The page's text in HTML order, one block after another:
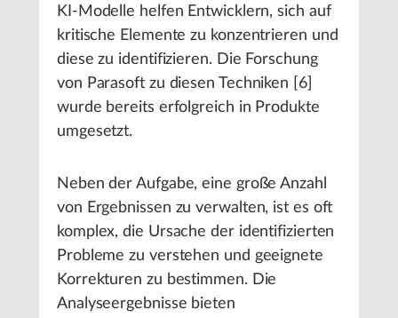
KI-Modelle helfen Entwicklern, sich auf
kritische Elemente zu konzentrieren und
diese zu identifizieren. Die Forschung
von Parasoft zu diesen Techniken [6]
wurde bereits erfolgreich in Produkte
umgesetzt.
Neben der Aufgabe, eine große Anzahl
von Ergebnissen zu verwalten, ist es oft
komplex, die Ursache der identifizierten
Probleme zu verstehen und geeignete
Korrekturen zu bestimmen. Die
Analyseergebnisse bieten